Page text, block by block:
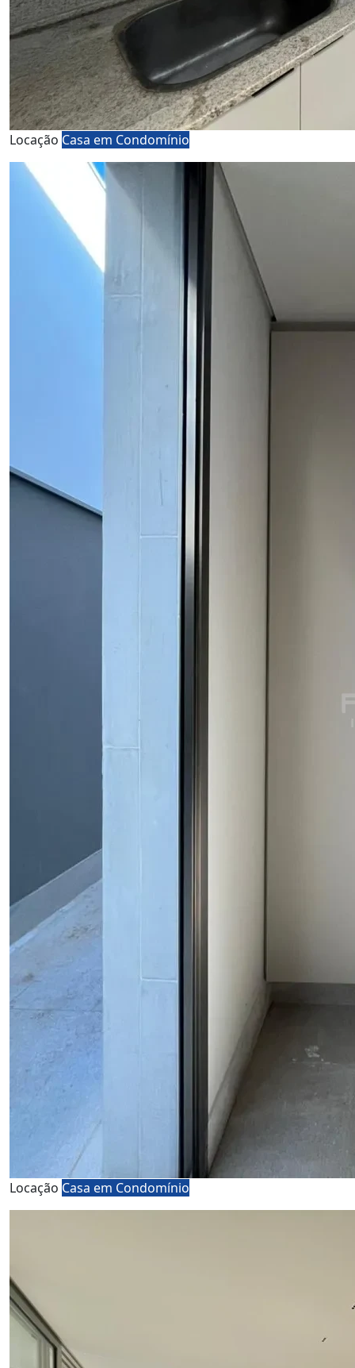
Locação Casa em Condomínio
Locação Casa em Condomínio